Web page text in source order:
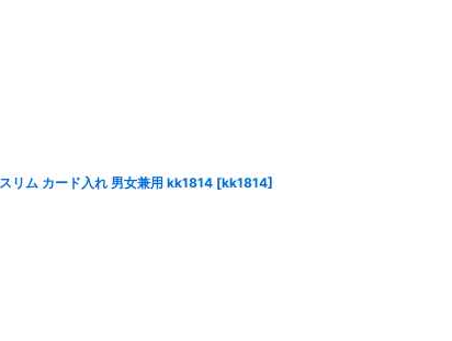
リム カード入れ 男女兼用 kk1814 [kk1814]